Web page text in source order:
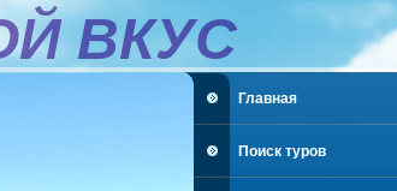
ВКУС
Главная
Поиск туров